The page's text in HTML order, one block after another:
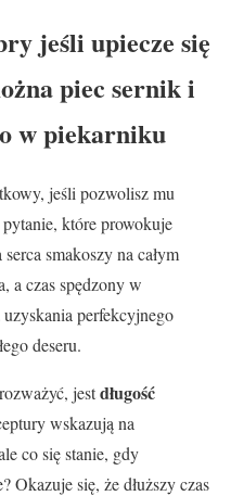
jeśli upiecze się
piec sernik i
w piekarniku
jeśli pozwolisz mu
które prowokuje
smakoszy na całym
a czas spędzony w
perfekcyjnego
deseru.
jestdługość
wskazują na
co się stanie, gdy
Okazuje się, że dłuższy czas